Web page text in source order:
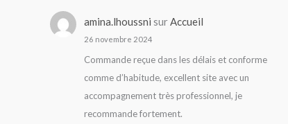
amina.lhoussni surAccueil
26 novembre 2024
Commande reçue dans les délais et conforme
comme d’habitude, excellent site avec un
accompagnement très professionnel, je
recommande fortement.